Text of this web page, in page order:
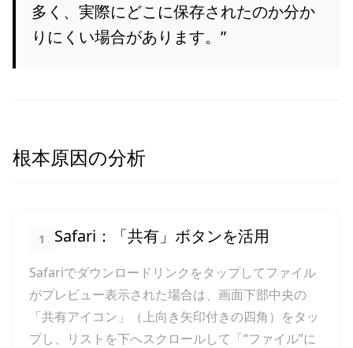
多く、実際にどこに保存されたのか分か
りにくい場合があります。 ”
根本原因の分析
1 Safari：「共有」ボタンを活用
Safariでダウンロードリンクをタップしてファイル
がプレビュー表示された場合は、画面下部中央の
「共有アイコン」（上向き矢印付きの四角）をタッ
プし、リストを下へスクロールして「“ファイル”に